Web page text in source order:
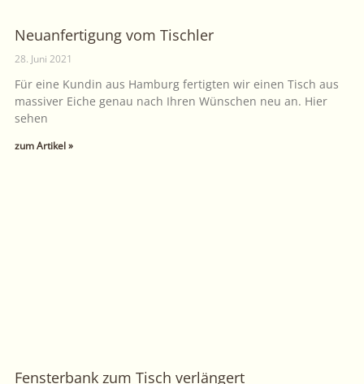
Neuanfertigung vom Tischler
28. Juni 2021
Für eine Kundin aus Hamburg fertigten wir einen Tisch aus
massiver Eiche genau nach Ihren Wünschen neu an. Hier
sehen
zum Artikel »
Fensterbank zum Tisch verlängert